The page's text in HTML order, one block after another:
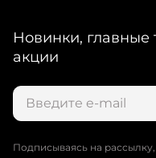
Новинки, главные
акции
Подписываясь на